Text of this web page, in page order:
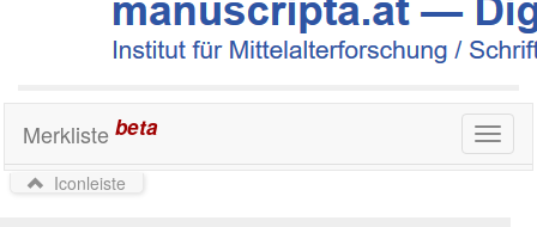
Toggle
Merkliste beta
Iconleiste